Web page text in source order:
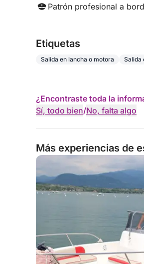
Patrón profesional a
Etiquetas
Salida en lancha o motora Salida
¿Encontraste toda la
Sí, todo bien/No, falta algo
Más experiencias de